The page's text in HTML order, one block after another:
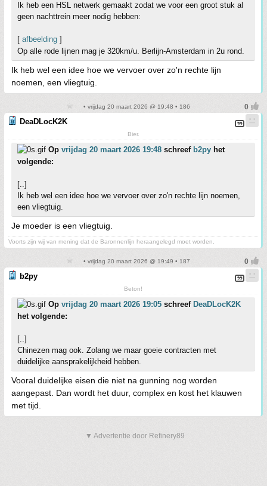
Ik heb een HSL netwerk gemaakt zodat we voor een groot stuk al
geen nachttrein meer nodig hebben:
[ afbeelding ]
Op alle rode lijnen mag je 320km/u. Berlijn-Amsterdam in 2u rond.
Ik heb wel een idee hoe we vervoer over zo'n rechte lijn
noemen, een vliegtuig.
• vrijdag 20 maart 2026 @ 19:48 • 186
DeaDLocK2K
Bier.
Op vrijdag 20 maart 2026 19:48 schreef b2py het
volgende:
[..]
Ik heb wel een idee hoe we vervoer over zo'n rechte lijn noemen,
een vliegtuig.
Je moeder is een vliegtuig.
Voorts zijn wij van mening dat de Baronnenlijn heraangelegd moet worden.
• vrijdag 20 maart 2026 @ 19:49 • 187
b2py
Beton!
Op vrijdag 20 maart 2026 19:05 schreef DeaDLocK2K
het volgende:
[..]
Chinezen mag ook. Zolang we maar goeie contracten met
duidelijke aansprakelijkheid hebben.
Vooral duidelijke eisen die niet na gunning nog worden
aangepast. Dan wordt het duur, complex en kost het klauwen
met tijd.
▼ Advertentie door Refinery89